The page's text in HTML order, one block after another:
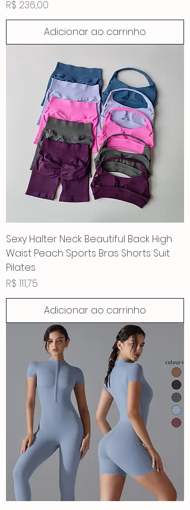
Preço
R$ 236,00
Adicionar ao carrinho
Sexy Halter Neck Beautiful Back High
Waist Peach Sports Bras Shorts Suit
Pilates
Preço
R$ 111,75
Adicionar ao carrinho